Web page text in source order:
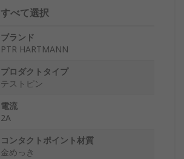
すべて選択
ブランド
PTR HARTMANN
プロダクトタイプ
テストピン
電流
2A
コンタクトポイント材質
金めっき